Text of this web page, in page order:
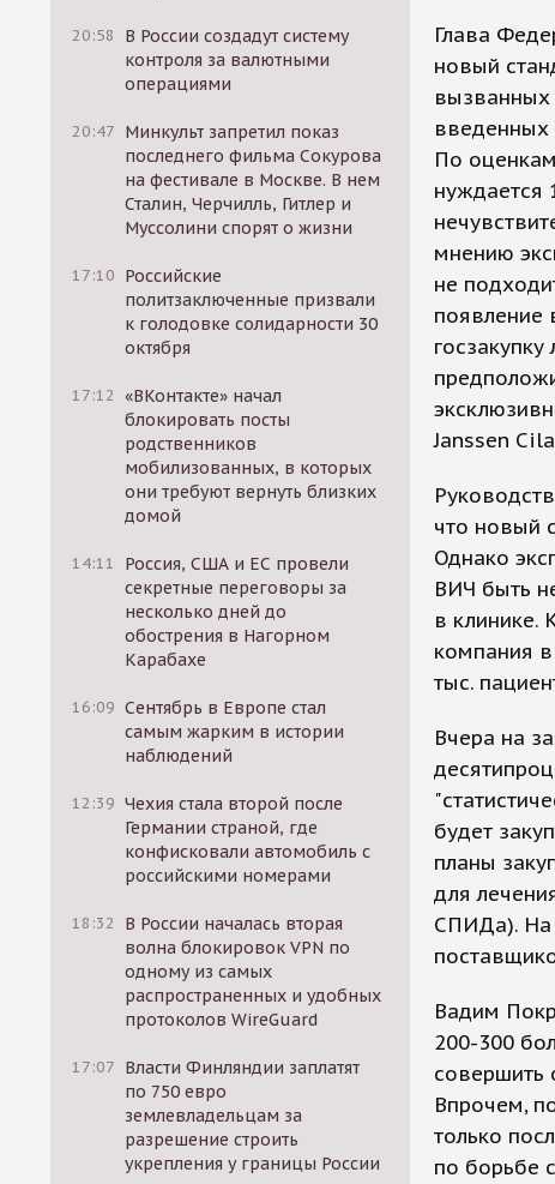
20:58
В России создадут систему
контроля за валютными
операциями
20:47 Минкульт запретил показ
последнего фильма Сокурова
на фестивале в Москве. В нем
Сталин, Черчилль, Гитлер и
Муссолини спорят о жизни
17:10 Российские
политзаключенные призвали
к голодовке солидарности 30
октября
17:12 «ВКонтакте» начал
блокировать посты
родственников
мобилизованных, в которых
они требуют вернуть близких
домой
14:11
Россия, США и ЕС провели
секретные переговоры за
несколько дней до
обострения в Нагорном
Карабахе
16:09 Сентябрь в Европе стал
самым жарким в истории
наблюдений
12:39 Чехия стала второй после
Германии страной, где
конфисковали автомобиль с
российскими номерами
18:32
В России началась вторая
волна блокировок VPN по
одному из самых
распространенных и удобных
протоколов WireGuard
17:07 Власти Финляндии заплатят
по 750 евро
землевладельцам за
разрешение строить
укрепления у границы России
Глава
новый
вызванных
введенных
По
нуждается
мнению
не
появление
Janssen
что новый
Однако
ВИЧ быть
в клинике.
компания в
тыс.
Вчера на
будет
планы
для
СПИДа). На
Вадим
200-300
совершить
Впрочем,
только
по борьбе